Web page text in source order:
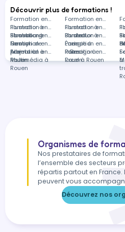
Découvrir plus de formations !
Formation en
Illustrator à
Strasbourg
Formation en
Illustrator à
Bordeaux
Formation en
Illustrator à
Nancy
Formation en
Illustrator à
Paris
Formation en
Gestion de
projets à
Rouen
Formation en
Énergie à
Rouen
Formation en
Allemand à
Rouen
Formation en
InDesign à
Rouen
à
Formation en
Multimédia à
Rouen
Formation en
Excel à Rouen
Organismes de
Nos prestataires de
l’ensemble des secteurs
répartis partout en
peuvent vous
Découvrez nos